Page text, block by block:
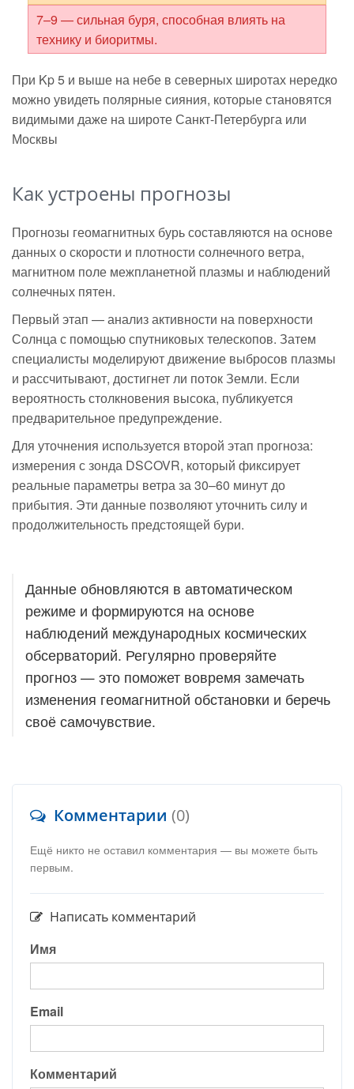
7–9 — сильная буря, способная влиять на
технику и биоритмы.
При Kp 5 и выше на небе в северных широтах нередко
можно увидеть полярные сияния, которые становятся
видимыми даже на широте Санкт-Петербурга или
Москвы
Как устроены прогнозы
Прогнозы геомагнитных бурь составляются на основе
данных о скорости и плотности солнечного ветра,
магнитном поле межпланетной плазмы и наблюдений
солнечных пятен.
Первый этап — анализ активности на поверхности
Солнца с помощью спутниковых телескопов. Затем
специалисты моделируют движение выбросов плазмы
и рассчитывают, достигнет ли поток Земли. Если
вероятность столкновения высока, публикуется
предварительное предупреждение.
Для уточнения используется второй этап прогноза:
измерения с зонда DSCOVR, который фиксирует
реальные параметры ветра за 30–60 минут до
прибытия. Эти данные позволяют уточнить силу и
продолжительность предстоящей бури.
Данные обновляются в автоматическом
режиме и формируются на основе
наблюдений международных космических
обсерваторий. Регулярно проверяйте
прогноз — это поможет вовремя замечать
изменения геомагнитной обстановки и беречь
своё самочувствие.
Комментарии (0)
Ещё никто не оставил комментария — вы можете быть
первым.
Написать комментарий
Имя
Email
Комментарий